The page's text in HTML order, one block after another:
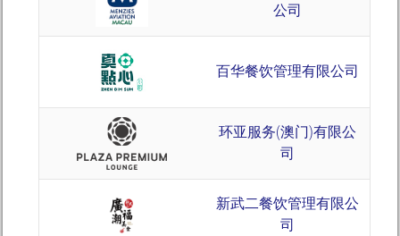
公司
百华餐饮管理有限公司
环亚服务(澳门)有限公
司
新武二餐饮管理有限公
司